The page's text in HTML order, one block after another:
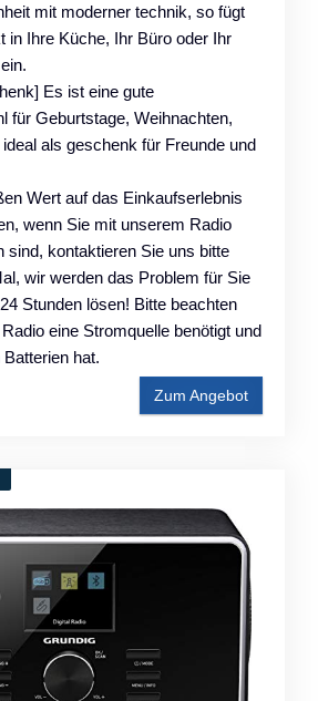
mit moderner technik, so fügt
in Ihre Küche, Ihr Büro oder Ihr
Es ist eine gute
für Geburtstage, Weihnachten,
als geschenk für Freunde und
Wert auf das Einkaufserlebnis
wenn Sie mit unserem Radio
sind, kontaktieren Sie uns bitte
wir werden das Problem für Sie
Stunden lösen! Bitte beachten
eine Stromquelle benötigt und
hat.
Zum Angebot